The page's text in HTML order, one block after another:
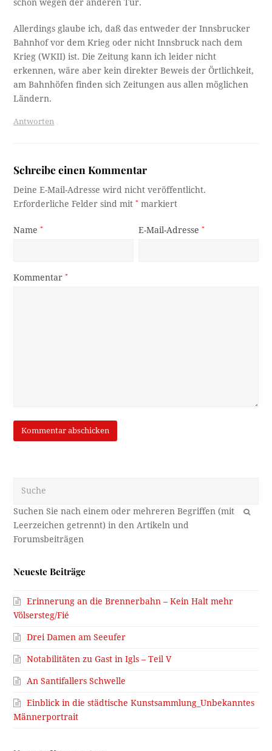
schon wegen der anderen Tür.
Allerdings glaube ich, daß das entweder der Innsbrucker
Bahnhof vor dem Krieg oder nicht Innsbruck nach dem
Krieg (WKII) ist. Die Zeitung kann ich leider nicht
erkennen, wäre aber kein direkter Beweis der Örtlichkeit,
am Bahnhöfen finden sich Zeitungen aus allen möglichen
Ländern.
Antworten
Schreibe einen Kommentar
Deine E-Mail-Adresse wird nicht veröffentlicht.
Erforderliche Felder sind mit* markiert
Name* E-Mail-Adresse*
Kommentar*
OK
Neueste Beiträge
Erinnerung an die Brennerbahn – Kein Halt mehr
Völsersteg/Fié
Drei Damen am Seeufer
Notabilitäten zu Gast in Igls – Teil V
An Santifallers Schwelle
Einblick in die städtische Kunstsammlung_Unbekanntes
Männerportrait